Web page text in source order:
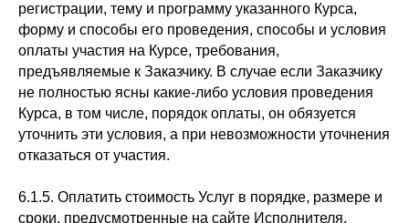
регистрации, тему и программу указанного Курса,
форму и способы его проведения, способы и условия
оплаты участия на Курсе, требования,
предъявляемые к Заказчику. В случае если Заказчику
не полностью ясны какие-либо условия проведения
Курса, в том числе, порядок оплаты, он обязуется
уточнить эти условия, а при невозможности уточнения
отказаться от участия.
6.1.5. Оплатить стоимость Услуг в порядке, размере и
сроки, предусмотренные на сайте Исполнителя.